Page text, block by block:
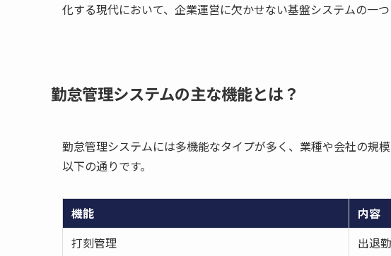
化する現代において、企業運営に欠かせない基盤システムの一つ
勤怠管理システムの主な機能とは？
勤怠管理システムには多機能なタイプが多く、業種や会社の規
以下の通りです。
機能
内容
打刻管理
出退